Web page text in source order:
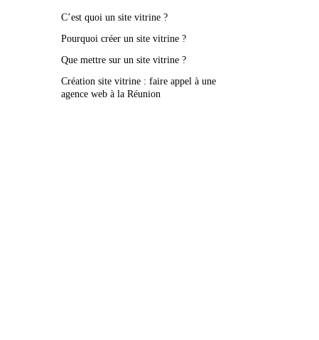
C’est quoi un site vitrine ?
Pourquoi créer un site vitrine ?
Que mettre sur un site vitrine ?
Création site vitrine : faire appel à une
agence web à la Réunion